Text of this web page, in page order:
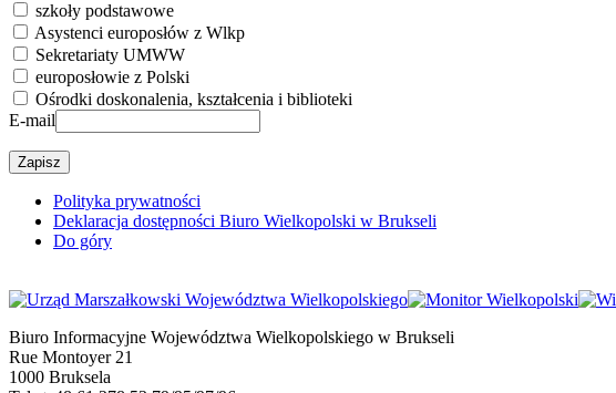
szkoły podstawowe
Asystenci europosłów z Wlkp
Sekretariaty UMWW
europosłowie z Polski
Ośrodki doskonalenia, kształcenia i biblioteki
E-mail
Polityka prywatności
Deklaracja dostępności Biuro Wielkopolski w Brukseli
Do góry
Biuro Informacyjne Województwa Wielkopolskiego w Brukseli
Rue Montoyer 21
1000 Bruksela